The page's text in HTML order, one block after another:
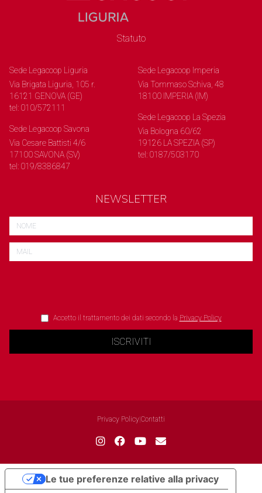
Statuto
Sede Legacoop Liguria
Via Brigata Liguria, 105 r.
16121 GENOVA (GE)
tel: 010/572111
Sede Legacoop Savona
Via Cesare Battisti 4/6
17100 SAVONA (SV)
tel: 019/8386847
Sede Legacoop Imperia
Via Tommaso Schiva, 48
18100 IMPERIA (IM)
Sede Legacoop La Spezia
Via Bologna 60/62
19126 LA SPEZIA (SP)
tel: 0187/503170
NEWSLETTER
Accetto il trattamento dei dati secondo la Privacy Policy
ISCRIVITI
Privacy Policy Contatti
Le tue preferenze relative alla privacy